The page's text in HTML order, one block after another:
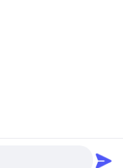
riservati.